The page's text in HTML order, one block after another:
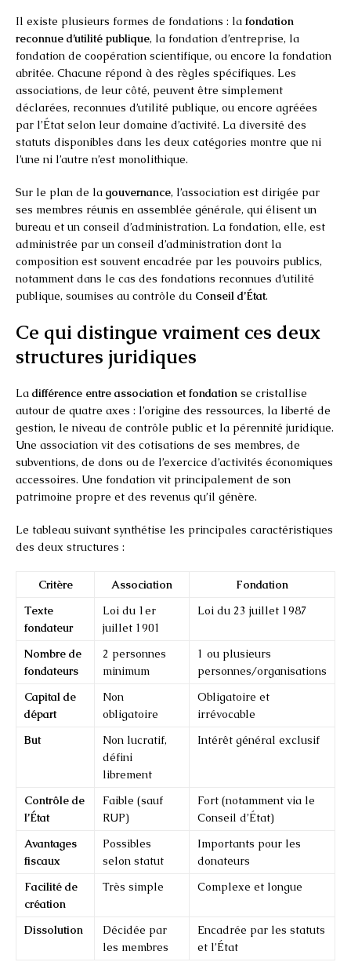
Il existe plusieurs formes de fondations : la fondation
reconnue d’utilité publique, la fondation d’entreprise, la
fondation de coopération scientifique, ou encore la fondation
abritée. Chacune répond à des règles spécifiques. Les
associations, de leur côté, peuvent être simplement
déclarées, reconnues d’utilité publique, ou encore agréées
par l’État selon leur domaine d’activité. La diversité des
statuts disponibles dans les deux catégories montre que ni
l’une ni l’autre n’est monolithique.
Sur le plan de la gouvernance, l’association est dirigée par
ses membres réunis en assemblée générale, qui élisent un
bureau et un conseil d’administration. La fondation, elle, est
administrée par un conseil d’administration dont la
composition est souvent encadrée par les pouvoirs publics,
notamment dans le cas des fondations reconnues d’utilité
publique, soumises au contrôle du Conseil d’État.
Ce qui distingue vraiment ces deux
structures juridiques
La différence entre association et fondation se cristallise
autour de quatre axes : l’origine des ressources, la liberté de
gestion, le niveau de contrôle public et la pérennité juridique.
Une association vit des cotisations de ses membres, de
subventions, de dons ou de l’exercice d’activités économiques
accessoires. Une fondation vit principalement de son
patrimoine propre et des revenus qu’il génère.
Le tableau suivant synthétise les principales caractéristiques
des deux structures :
Critère Association
Fondation
Texte
fondateur
Loi du 1er
juillet 1901
Loi du 23 juillet 1987
Nombre de
fondateurs
2 personnes
minimum
1 ou plusieurs
personnes/organisations
Capital de
départ
Non
obligatoire
Obligatoire et
irrévocable
But
Non lucratif,
défini
librement
Intérêt général exclusif
Contrôle de
l’État
Faible (sauf
RUP)
Fort (notamment via le
Conseil d’État)
Avantages
fiscaux
Possibles
selon statut
Importants pour les
donateurs
Facilité de
création
Très simple Complexe et longue
Dissolution
Décidée par
les membres
Encadrée par les statuts
et l’État